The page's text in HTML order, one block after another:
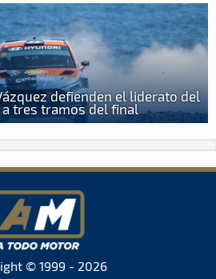
defienden el liderato del
tres tramos del final
© 1999 - 2026